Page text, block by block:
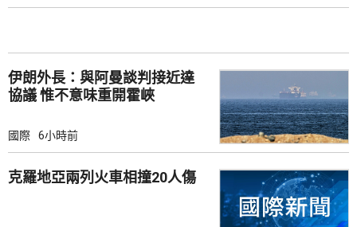
伊朗外長：與阿曼談判接近達
協議 惟不意味重開霍峽
國際 6小時前
克羅地亞兩列火車相撞20人傷